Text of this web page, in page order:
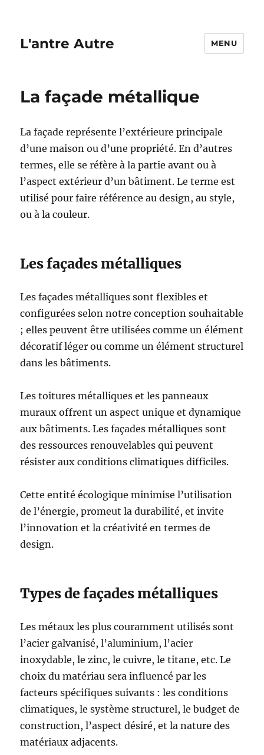
L'antre Autre MENU
La façade métallique
La façade représente l’extérieure principale
d’une maison ou d’une propriété. En d’autres
termes, elle se réfère à la partie avant ou à
l’aspect extérieur d’un bâtiment. Le terme est
utilisé pour faire référence au design, au style,
ou à la couleur.
Les façades métalliques
Les façades métalliques sont flexibles et
configurées selon notre conception souhaitable
; elles peuvent être utilisées comme un élément
décoratif léger ou comme un élément structurel
dans les bâtiments.
Les toitures métalliques et les panneaux
muraux offrent un aspect unique et dynamique
aux bâtiments. Les façades métalliques sont
des ressources renouvelables qui peuvent
résister aux conditions climatiques difficiles.
Cette entité écologique minimise l’utilisation
de l’énergie, promeut la durabilité, et invite
l’innovation et la créativité en termes de
design.
Types de façades métalliques
Les métaux les plus couramment utilisés sont
l’acier galvanisé, l’aluminium, l’acier
inoxydable, le zinc, le cuivre, le titane, etc. Le
choix du matériau sera influencé par les
facteurs spécifiques suivants : les conditions
climatiques, le système structurel, le budget de
construction, l’aspect désiré, et la nature des
matériaux adjacents.